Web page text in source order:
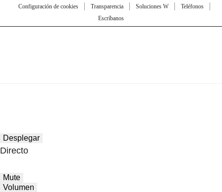
Configuración de cookies
Transparencia Soluciones W
Teléfonos
Escríbanos
Desplegar
Directo
Mute
Volumen